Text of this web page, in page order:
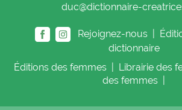
duc@dictionnaire-
Rejoignez-nous |
dictionnaire
Éditions des femmes Librairie des
des femmes